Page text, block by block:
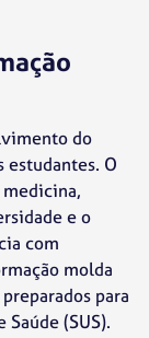
do
estudantes. O
e o
com
molda
para
(SUS).